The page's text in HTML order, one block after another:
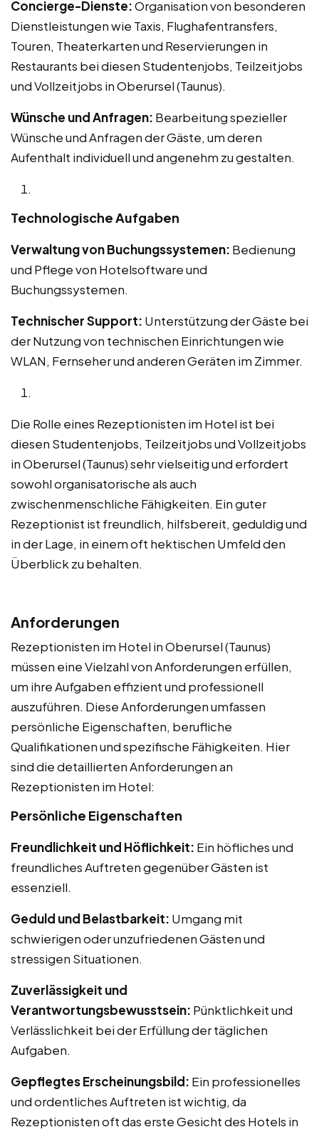
Concierge-Dienste:Organisation von besonderen
Dienstleistungen wie Taxis, Flughafentransfers,
Touren, Theaterkarten und Reservierungen in
Restaurants bei diesen Studentenjobs, Teilzeitjobs
und Vollzeitjobs in Oberursel (Taunus).
Wünsche und Anfragen: Bearbeitung spezieller
Wünsche und Anfragen der Gäste, um deren
Aufenthalt individuell und angenehm zu gestalten.
Technologische Aufgaben
Verwaltung von Buchungssystemen: Bedienung
und Pflege von Hotelsoftware und
Buchungssystemen.
Technischer Support: Unterstützung der Gäste bei
der Nutzung von technischen Einrichtungen wie
WLAN, Fernseher und anderen Geräten im Zimmer.
Die Rolle eines Rezeptionisten im Hotel ist bei
diesen Studentenjobs, Teilzeitjobs und Vollzeitjobs
in Oberursel (Taunus) sehr vielseitig und erfordert
sowohl organisatorische als auch
zwischenmenschliche Fähigkeiten. Ein guter
Rezeptionist ist freundlich, hilfsbereit, geduldig und
in der Lage, in einem oft hektischen Umfeld den
Überblick zu behalten.
Anforderungen
Rezeptionisten im Hotel in Oberursel (Taunus)
müssen eine Vielzahl von Anforderungen erfüllen,
um ihre Aufgaben effizient und professionell
auszuführen. Diese Anforderungen umfassen
persönliche Eigenschaften, berufliche
Qualifikationen und spezifische Fähigkeiten. Hier
sind die detaillierten Anforderungen an
Rezeptionisten im Hotel:
Persönliche Eigenschaften
Freundlichkeit und Höflichkeit: Ein höfliches und
freundliches Auftreten gegenüber Gästen ist
essenziell.
Geduld und Belastbarkeit: Umgang mit
schwierigen oder unzufriedenen Gästen und
stressigen Situationen.
Zuverlässigkeit und
Verantwortungsbewusstsein: Pünktlichkeit und
Verlässlichkeit bei der Erfüllung der täglichen
Aufgaben.
Gepflegtes Erscheinungsbild: Ein professionelles
und ordentliches Auftreten ist wichtig, da
Rezeptionisten oft das erste Gesicht des Hotels in